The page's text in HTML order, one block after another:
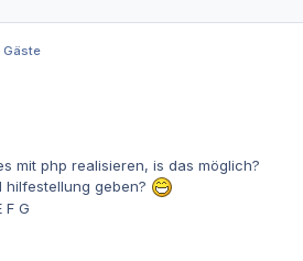
Gäste
mit php realisieren, is das möglich?
hilfestellung geben?
F G